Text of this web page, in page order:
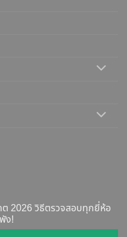
ต 2026 วิธีตรวจสอบทุกยี่ห้อ
ง!